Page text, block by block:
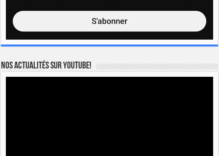
Nos actualités sur YOUTUBE!